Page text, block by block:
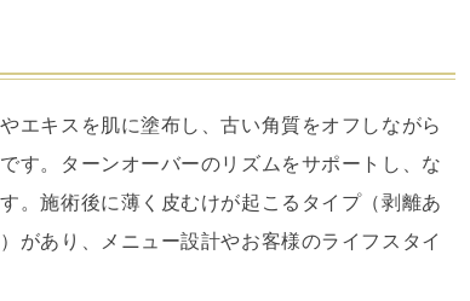
エキスを肌に塗布し、古い角質をオフしながら
す。ターンオーバーのリズムをサポートし、な
。施術後に薄く皮むけが起こるタイプ（剥離あ
があり、メニュー設計やお客様のライフスタイ